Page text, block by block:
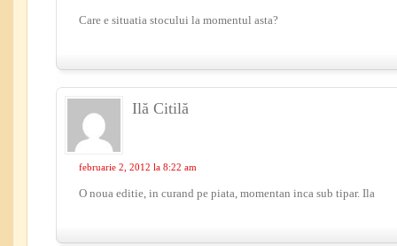
Care e situatia stocului la momentul asta?
Ilă Citilă
februarie 2, 2012 la 8:22 am
O noua editie, in curand pe piata, momentan inca sub tipar. Ila